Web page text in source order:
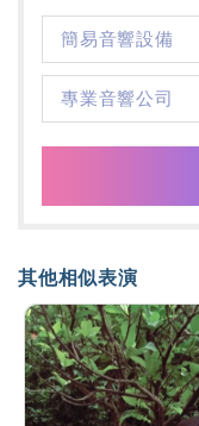
簡易音響設備
專業音響公司
其他相似表演